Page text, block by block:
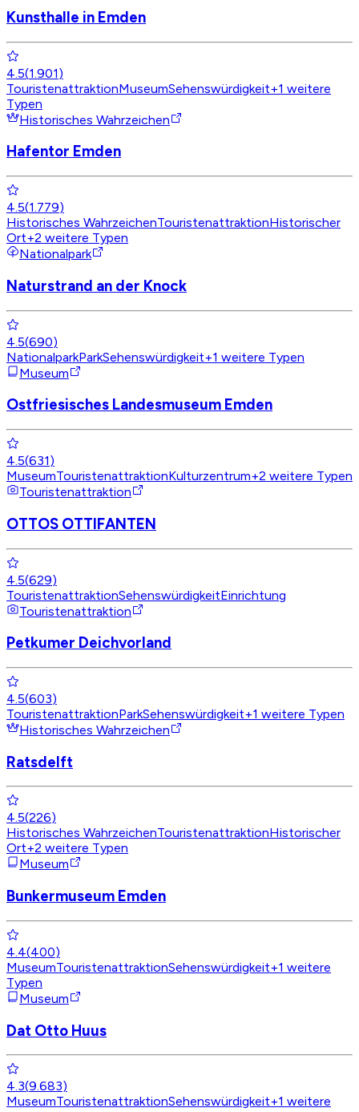
Kunsthalle in Emden
4.5(1.901)
TouristenattraktionMuseumSehenswürdigkeit+1 weitere
Typen
Historisches Wahrzeichen
Hafentor Emden
4.5(1.779)
Historisches WahrzeichenTouristenattraktionHistorischer
Ort+2 weitere Typen
Nationalpark
Naturstrand an der Knock
4.5(690)
NationalparkParkSehenswürdigkeit+1 weitere Typen
Museum
Ostfriesisches Landesmuseum Emden
4.5(631)
MuseumTouristenattraktionKulturzentrum+2 weitere Typen
Touristenattraktion
OTTOS OTTIFANTEN
4.5(629)
TouristenattraktionSehenswürdigkeitEinrichtung
Touristenattraktion
Petkumer Deichvorland
4.5(603)
TouristenattraktionParkSehenswürdigkeit+1 weitere Typen
Historisches Wahrzeichen
Ratsdelft
4.5(226)
Historisches WahrzeichenTouristenattraktionHistorischer
Ort+2 weitere Typen
Museum
Bunkermuseum Emden
4.4(400)
MuseumTouristenattraktionSehenswürdigkeit+1 weitere
Typen
Museum
Dat Otto Huus
4.3(9.683)
MuseumTouristenattraktionSehenswürdigkeit+1 weitere